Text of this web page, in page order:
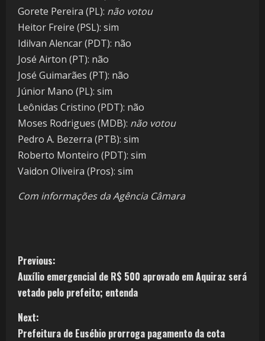
Gorete Pereira (PL): não votou
Heitor Freire (PSL): sim
Idilvan Alencar (PDT): não
José Airton (PT): não
José Guimarães (PT): não
Júnior Mano (PL): sim
Leônidas Cristino (PDT): não
Moses Rodrigues (MDB): não votou
Pedro A. Bezerra (PTB): sim
Roberto Monteiro (PDT): sim
Vaidon Oliveira (Pros): sim
Com informações da Agência Câmara
Previous:
Auxílio emergencial de R$ 500 aprovado em Aquiraz será
vetado pelo prefeito; entenda
Next:
Prefeitura de Eusébio prorroga pagamento da cota